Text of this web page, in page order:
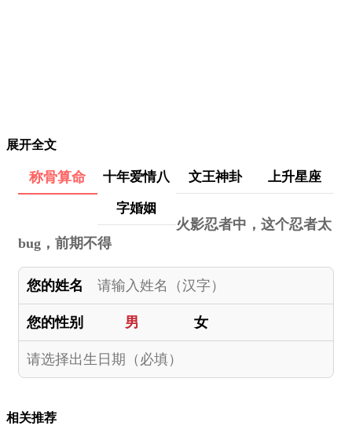
展开全文
称骨算命 十年爱情八
字婚姻
文王神卦 上升星座
火影忍者中，这个忍者太
bug，前期不得
您的姓名
您的性别 男 女
相关推荐